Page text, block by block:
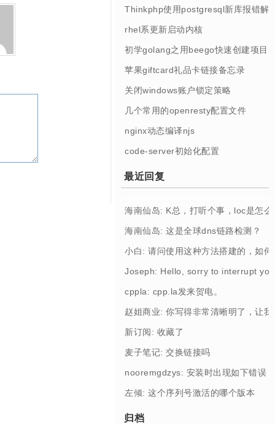
Thinkphp使用postgresql新库报错解
rhel系更新启动内核
初学golang之用beego快速创建项目
苹果giftcard礼品卡链接备忘录
关闭windows账户锁定策略
几个常用的openresty配置文件
nginx动态编译njs
code-server初始化配置
最近回复
海南仙岛: K总，打听个事，loc是怎么
海南仙岛: 这是全球dns链路检测？
小白: 请问使用这种方法搭建的，如
Joseph: Hello, sorry to interrupt
cppla: cpp.la发来贺电。
赵姐商业: 你写得非常清晰明了，让
新订阅: 收藏了
麦子笔记: 交换链接吗
nooremgdzys: 安装时出现如下错误
左倾: 这个序列号激活的哪个版本
归档